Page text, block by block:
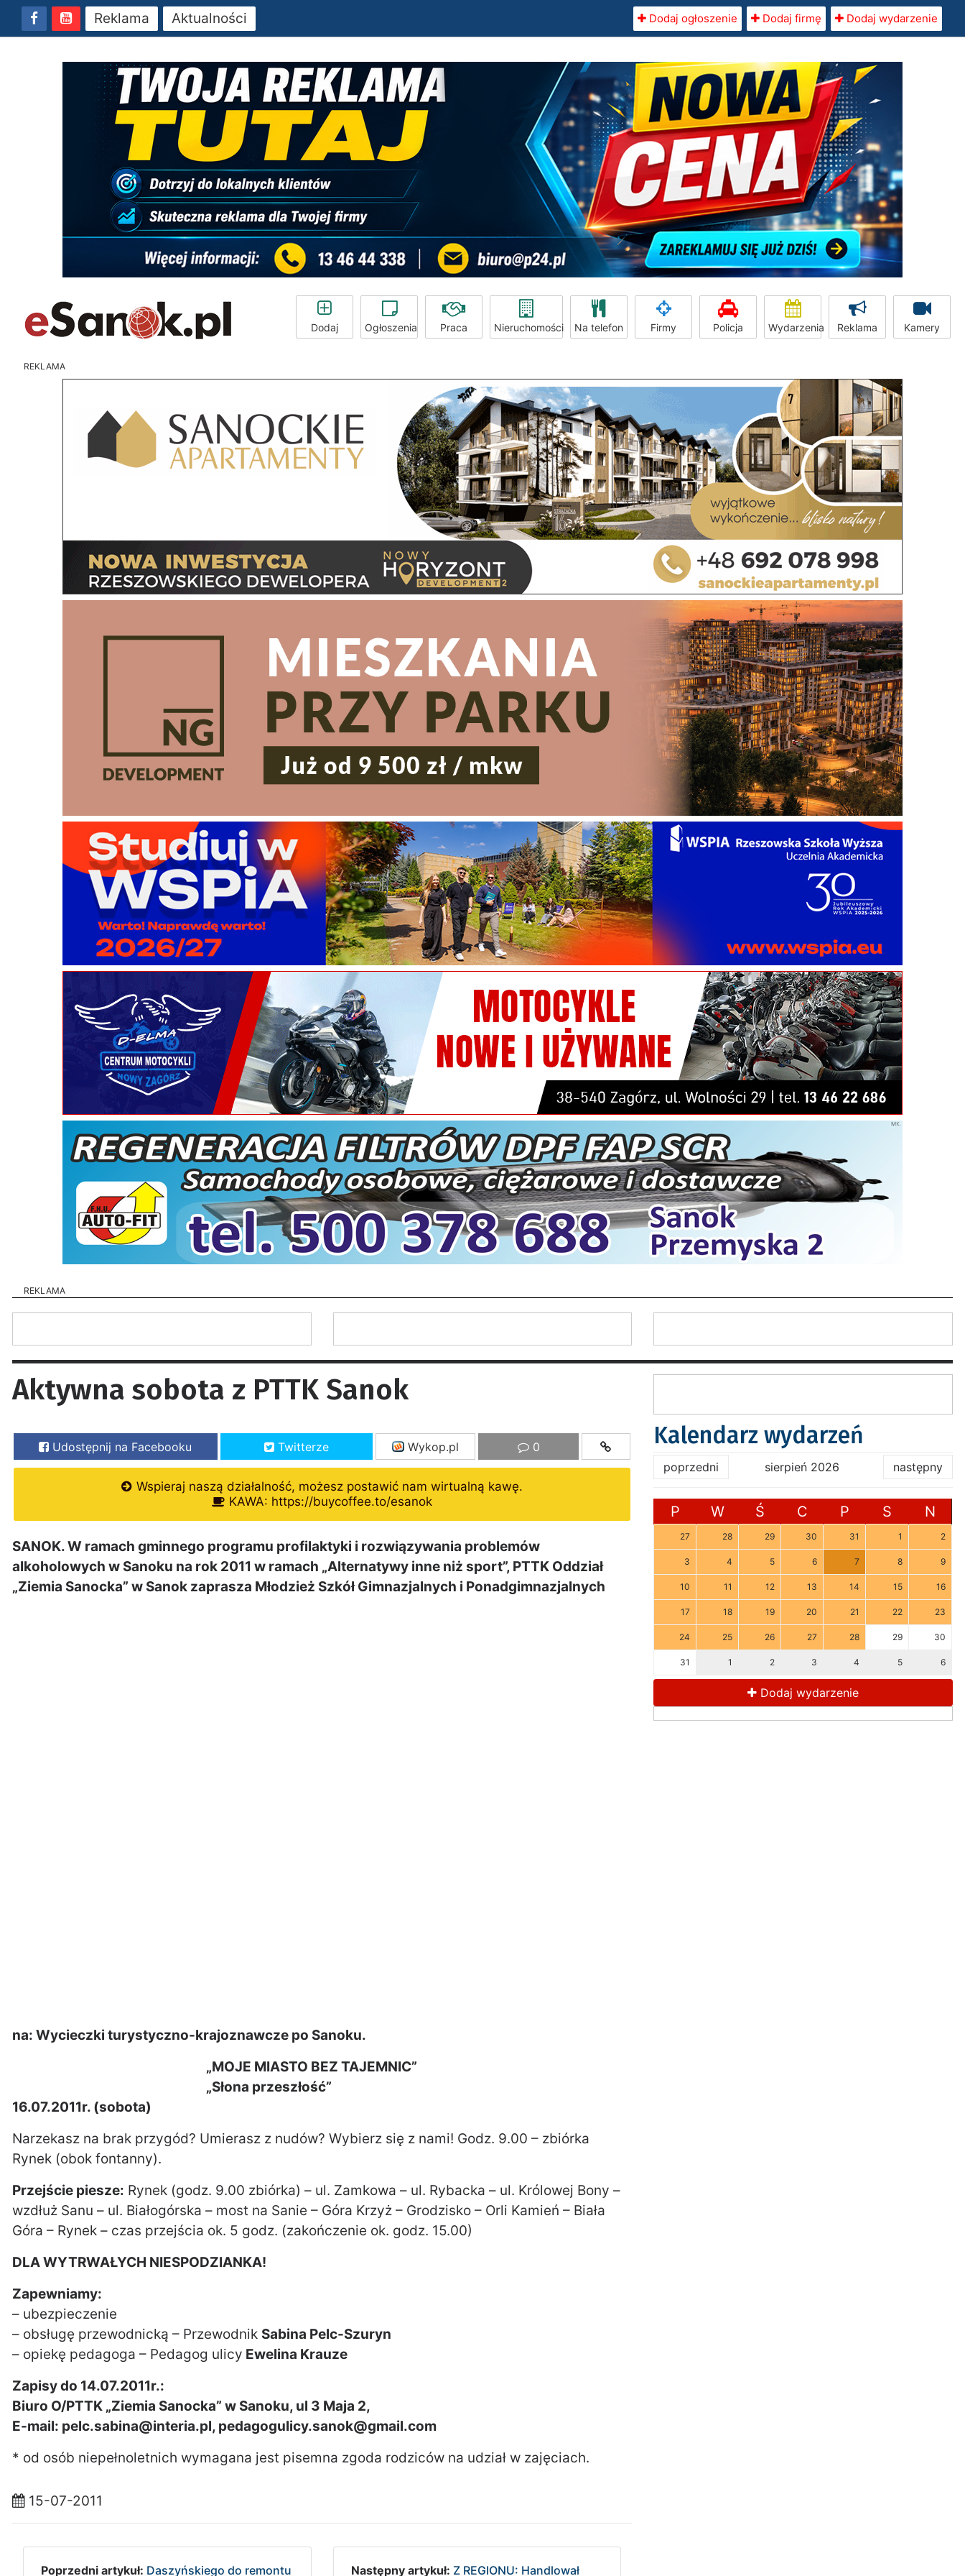
Reklama Aktualności Dodaj ogłoszenie Dodaj firmę Dodaj wydarzenie
Dodaj Ogłoszenia Praca Nieruchomości Na telefon Firmy Policja Wydarzenia Reklama Kamery
REKLAMA
REKLAMA
Aktywna sobota z PTTK Sanok
Udostępnij na Facebooku Twitterze Wykop.pl 0
Wspieraj naszą działalność, możesz postawić nam wirtualną kawę.
KAWA: https://buycoffee.to/esanok
SANOK. W ramach gminnego programu profilaktyki i rozwiązywania problemów
alkoholowych w Sanoku na rok 2011 w ramach „Alternatywy inne niż sport”, PTTK Oddział
„Ziemia Sanocka” w Sanok zaprasza Młodzież Szkół Gimnazjalnych i Ponadgimnazjalnych
na: Wycieczki turystyczno-krajoznawcze po Sanoku.
„MOJE MIASTO BEZ TAJEMNIC”
„Słona przeszłość”
16.07.2011r. (sobota)
Narzekasz na brak przygód? Umierasz z nudów? Wybierz się z nami! Godz. 9.00 – zbiórka
Rynek (obok fontanny).
Przejście piesze: Rynek (godz. 9.00 zbiórka) – ul. Zamkowa – ul. Rybacka – ul. Królowej Bony –
wzdłuż Sanu – ul. Białogórska – most na Sanie – Góra Krzyż – Grodzisko – Orli Kamień – Biała
Góra – Rynek – czas przejścia ok. 5 godz. (zakończenie ok. godz. 15.00)
DLA WYTRWAŁYCH NIESPODZIANKA!
Zapewniamy:
– ubezpieczenie
– obsługę przewodnicką – Przewodnik Sabina Pelc-Szuryn
– opiekę pedagoga – Pedagog ulicy Ewelina Krauze
Zapisy do 14.07.2011r.:
Biuro O/PTTK „Ziemia Sanocka” w Sanoku, ul 3 Maja 2,
E-mail: pelc.sabina@interia.pl, pedagogulicy.sanok@gmail.com
* od osób niepełnoletnich wymagana jest pisemna zgoda rodziców na udział w zajęciach.
15-07-2011
Poprzedni artykuł: Daszyńskiego do remontu Następny artykuł: Z REGIONU: Handlował
Kalendarz wydarzeń
poprzedni sierpień 2026 następny
P W Ś C P S N
27 28 29 30 31 1 2
3 4 5 6 7 8 9
10 11 12 13 14 15 16
17 18 19 20 21 22 23
24 25 26 27 28 29 30
31 1 2 3 4 5 6
Dodaj wydarzenie